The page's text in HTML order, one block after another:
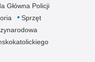
Główna Policji
Sprzęt